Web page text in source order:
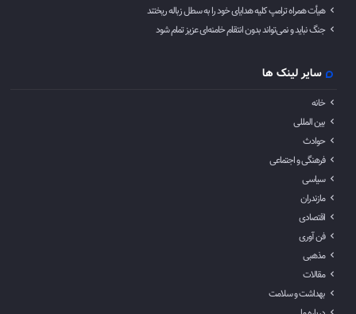
هیأت همراه ترامپ کلیه هدایای خود را به سطل زباله ریختند
جنگ نباید و نمی‌تواند بدون انتقام خامنه‌ای عزیز تمام شود
سایر لینک ها
خانه
بین المللی
حوادث
فرهنگی و اجتماعی
سیاسی
مازندران
اقتصادی
فن آوری
مذهبی
مقالات
بهداشت و سلامت